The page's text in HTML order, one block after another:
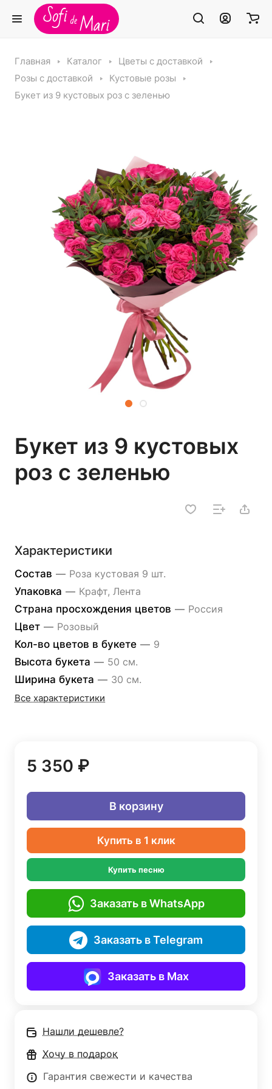
Главная Каталог
Цветы с доставкой
Розы с доставкой
Кустовые розы
Букет из 9 кустовых роз с зеленью
Букет из 9 кустовых
роз с зеленью
Характеристики
Состав — Роза кустовая 9 шт.
Упаковка — Крафт, Лента
Страна просхождения цветов — Россия
Цвет — Розовый
Кол-во цветов в букете — 9
Высота букета — 50 см.
Ширина букета — 30 см.
Все характеристики
5 350 ₽
В корзину
Купить в 1 клик
Купить песню
Заказать в WhatsApp
Заказать в Telegram
Заказать в Max
Нашли дешевле?
Хочу в подарок
Гарантия свежести и качества